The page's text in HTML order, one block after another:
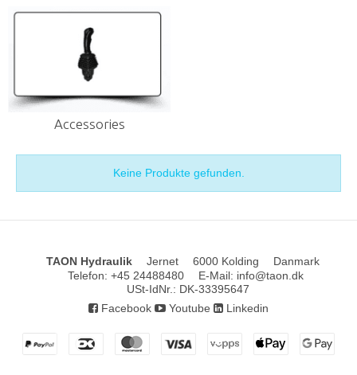
Accessories
Keine Produkte gefunden.
TAON Hydraulik Jernet 6000 Kolding
Danmark
Telefon: +45 24488480 E-Mail: info@taon.dk
USt-IdNr.: DK-33395647
Facebook
Youtube Linkedin